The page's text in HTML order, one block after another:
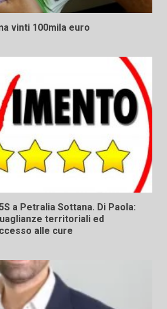
vinti 100mila euro
a Petralia Sottana. Di Paola:
territoriali ed
alle cure